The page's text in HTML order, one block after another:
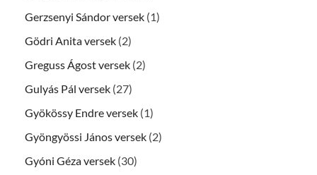
Gerzsenyi Sándor versek (1)
Gödri Anita versek (2)
Greguss Ágost versek (2)
Gulyás Pál versek (27)
Gyökössy Endre versek (1)
Gyöngyössi János versek (2)
Gyóni Géza versek (30)